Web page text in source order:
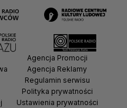
Agencja Promocji
Agencja Reklamy
Regulamin serwisu
Polityka prywatności
Ustawienia prywatności